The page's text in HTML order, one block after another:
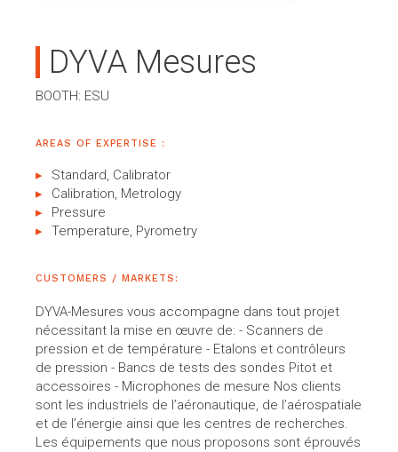
DYVA Mesures
BOOTH: ESU
AREAS OF EXPERTISE :
Standard, Calibrator
Calibration, Metrology
Pressure
Temperature, Pyrometry
CUSTOMERS / MARKETS:
DYVA-Mesures vous accompagne dans tout projet
nécessitant la mise en œuvre de: - Scanners de
pression et de température - Etalons et contrôleurs
de pression - Bancs de tests des sondes Pitot et
accessoires - Microphones de mesure Nos clients
sont les industriels de l’aéronautique, de l’aérospatiale
et de l’énergie ainsi que les centres de recherches.
Les équipements que nous proposons sont éprouvés